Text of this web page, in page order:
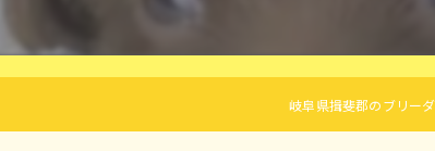
岐阜県揖斐郡のブリーダ